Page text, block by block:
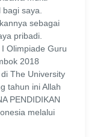
saya.
sebagai
pribadi.
Olimpiade Guru
2018
The University
tahun ini Allah
PENDIDIKAN
melalui